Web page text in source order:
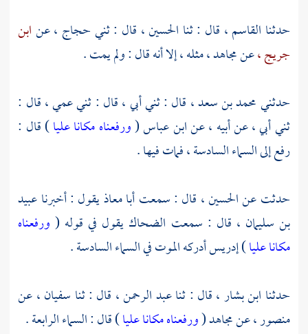
حدثنا القاسم ، قال : ثنا الحسين، قال : ثنيحجاج ،عنابن
جريج ،عنمجاهد ،مثله ، إلا أنه قال : ولم يمت .
حدثنيمحمد بن سعد ، قال : ثني أبي ، قال : ثني عمي ، قال :
ثني أبي ، عن أبيه ، عنابن عباس(ورفعناه مكانا عليا) قال :
رفع إلى السماء السادسة ، فمات فيها .
حدثت عنالحسين ، قال : سمعتأبا معاذيقول : أخبرناعبيد
بن سليمان ، قال : سمعت الضحاك يقول في قوله ( ورفعناه
مكانا عليا) إدريس أدركه الموت في السماء السادسة .
حدثنا ابن بشار ،قال : ثناعبد الرحمن ، قال : ثنا سفيان ،عن
منصور ،عنمجاهد(ورفعناه مكانا عليا) قال : السماء الرابعة .